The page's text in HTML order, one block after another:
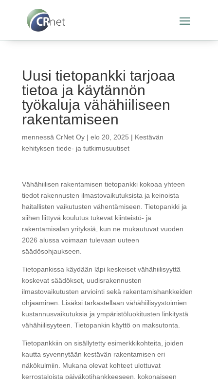
Uusi tietopankki tarjoaa
tietoa ja käytännön
työkaluja vähähiiliseen
rakentamiseen
mennessä CrNet Oy| elo 20, 2025 | Kestävän
kehityksen tiede- ja tutkimusuutiset
Vähähiilisen rakentamisen tietopankki kokoaa yhteen
tiedot rakennusten ilmastovaikutuksista ja keinoista
haitallisten vaikutusten vähentämiseen. Tietopankki ja
siihen liittyvä koulutus tukevat kiinteistö- ja
rakentamisalan yrityksiä, kun ne mukautuvat vuoden
2026 alussa voimaan tulevaan uuteen
säädösohjaukseen.
Tietopankissa käydään läpi keskeiset vähähiilisyyttä
koskevat säädökset, uudisrakennusten
ilmastovaikutusten arviointi sekä rakentamishankkeiden
ohjaaminen. Lisäksi tarkastellaan vähähiilisyystoimien
kustannusvaikutuksia ja ympäristöluokitusten linkitystä
vähähiilisyyteen. Tietopankin käyttö on maksutonta.
Tietopankkiin on sisällytetty esimerkkikohteita, joiden
kautta syvennytään kestävän rakentamisen eri
näkökulmiin. Mukana olevat kohteet ulottuvat
kerrostaloista päiväkotihankkeeseen, kokonaiseen